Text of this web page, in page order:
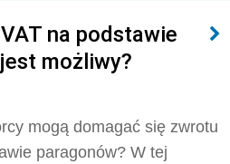
na podstawie
możliwy?
mogą domagać się zwrotu
paragonów? W tej